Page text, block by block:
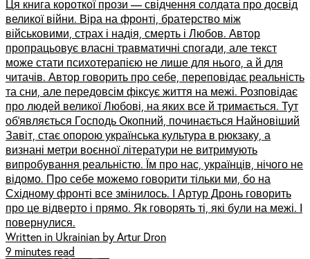
Ця книга короткої прози — свідчення солдата про досвід
великої війни. Віра на фронті, братерство між
військовими, страх і надія, смерть і Любов. Автор
пропрацьовує власні травматичні спогади, але текст
може стати психотерапією не лише для нього, а й для
читачів. Автор говорить про себе, переповідає реальність
та сни, але передовсім фіксує життя на межі. Розповідає
про людей великої Любові, на яких все й тримається. Тут
обʼявляється Господь Окопний, починається Найновіший
Завіт, стає опорою українська культура в рюкзаку, а
визнані метри воєнної літератури не витримують
випробування реальністю. Їм про нас, українців, нічого не
відомо. Про себе можемо говорити тільки ми, бо на
Східному фронті все змінилось. І Артур Дронь говорить
про це відверто і прямо. Як говорять ті, які були на межі. І
повернулися.
Written in Ukrainian by Artur Dron
9 minutes read